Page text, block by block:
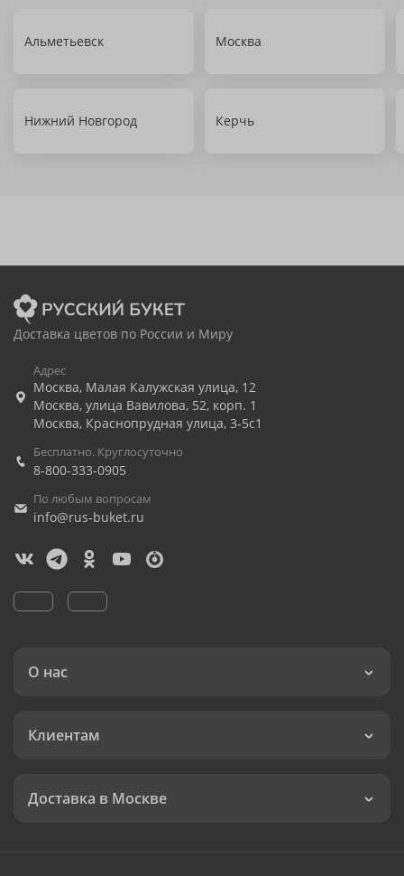
Альметьевск Москва
Нижний Новгород Керчь
Доставка цветов по России и Миру
Адрес
Москва, Малая Калужская улица, 12
Москва, улица Вавилова, 52, корп. 1
Москва, Краснопрудная улица, 3-5с1
Бесплатно. Круглосуточно
8-800-333-0905
По любым вопросам
info@rus-buket.ru
О нас
Клиентам
Доставка в Москве